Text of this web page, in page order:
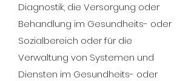
Diagnostik, die Versorgung oder
Behandlung im Gesundheits- oder
Sozialbereich oder für die
Verwaltung von Systemen und
Diensten im Gesundheits- oder